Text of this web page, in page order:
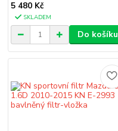
5 480 Kč
SKLADEM
Do košíku